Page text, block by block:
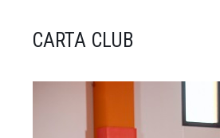
CARTA CLUB